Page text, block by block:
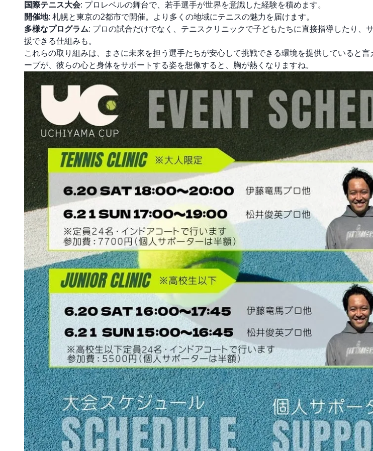
国際テニス大会: プロレベルの舞台で、若手選手が世界を意識した経験を積めます。
開催地: 札幌と東京の2都市で開催。より多くの地域にテニスの魅力を届けます。
多様なプログラム: プロの試合だけでなく、テニスクリニックで子どもたちに直接指導したり、
援できる仕組みも。
これらの取り組みは、まさに未来を担う選手たちが安心して挑戦できる環境を提供していると言
ープが、彼らの心と身体をサポートする姿を想像すると、胸が熱くなりますね。